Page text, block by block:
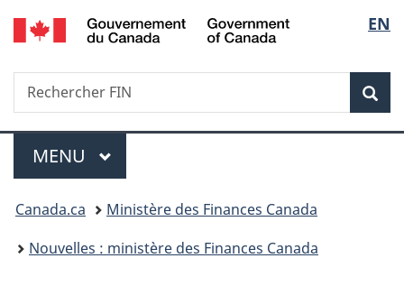
Passer
au
Passer
à
du
Passer
à
simplifiée
de
la
EN
Recherche
Rechercher
FIN
Menu
MENU PRINCIPAL
Vous
êtes
Canada.ca
Ministère des Finances Canada
Nouvelles : ministère des Finances Canada